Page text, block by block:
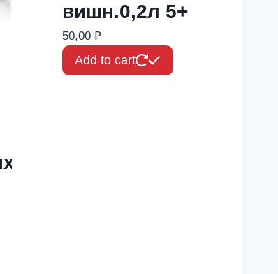
вишн.0,2л 5+
50,00 ₽
Add to cart